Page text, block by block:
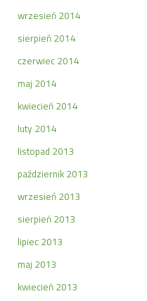
wrzesień 2014
sierpień 2014
czerwiec 2014
maj 2014
kwiecień 2014
luty 2014
listopad 2013
październik 2013
wrzesień 2013
sierpień 2013
lipiec 2013
maj 2013
kwiecień 2013